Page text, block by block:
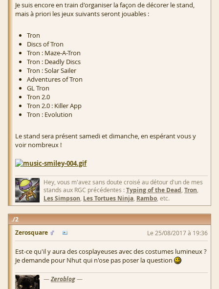
Je suis encore en train d'organiser la façon de décorer le stand,
mais à priori les jeux suivants seront jouables :
Tron
Discs of Tron
Tron : Maze-A-Tron
Tron : Deadly Discs
Tron : Solar Sailer
Adventures of Tron
GL Tron
Tron 2.0
Tron 2.0 : Killer App
Tron : Evolution
Le stand sera présent samedi et dimanche, en espérant vous y
voir nombreux !
Hey, vous m'avez sans doute croisé au détour d'un de mes
stands aux RGC précédentes :Typing of the Dead Tron
Les Simpson Les Tortues Ninja Rambo , etc.
2
Zerosquare
Le 25/08/2017 à 19:36
Est-ce qu'il y aura des cosplayeuses avec des costumes lumineux ?
Je demande pour Nhut qui n'ose pas poser la question
—Zeroblog—